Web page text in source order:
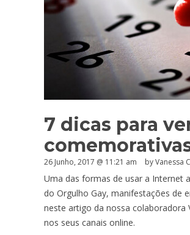
7 dicas para
26 Junho, 2017 @ 11:21 am by Vanessa
Uma das formas de usar a Internet
do Orgulho Gay, manifestações de
neste artigo da nossa colaboradora
nos seus canais online.